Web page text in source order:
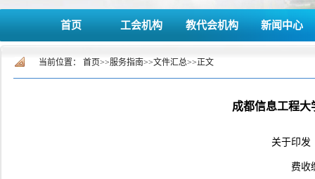
首页 工会机构 教代会机构 新闻中心
当前位置： 首页>>服务指南>>文件汇总>>正文
成都信息工程大
关于印发
费收